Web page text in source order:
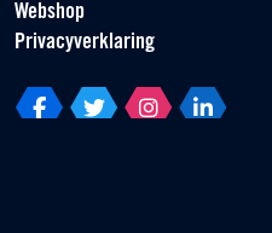
Webshop
Privacyverklaring